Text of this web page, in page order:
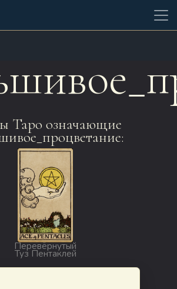
Таро означающие
Перевёрнутый
Туз Пентаклей